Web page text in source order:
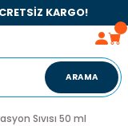
KARGO!
ARAMA
Sıvısı 50 ml